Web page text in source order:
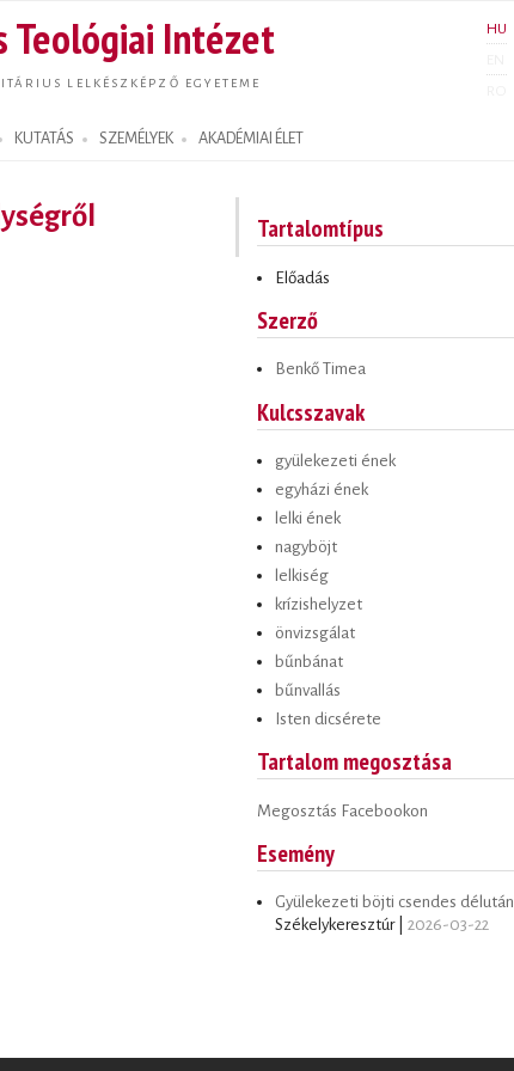
tartalomra
Teológiai Intézet
LELKÉSZKÉPZŐ EGYETEME
HU
KUTATÁS SZEMÉLYEK AKADÉMIAI ÉLET
Tartalomtípus
Előadás
Szerző
Benkő Timea
Kulcsszavak
gyülekezeti ének
egyházi ének
lelki ének
nagyböjt
lelkiség
krízishelyzet
önvizsgálat
bűnbánat
bűnvallás
Isten dicsérete
Tartalom megosztása
Megosztás Facebookon
Esemény
Gyülekezeti böjti csendes délután
Székelykeresztúr | 2026-03-22